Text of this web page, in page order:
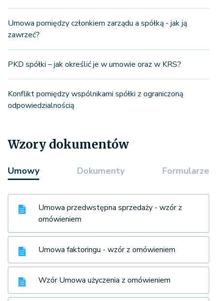
Umowa pomiędzy członkiem zarządu a spółką - jak ją
zawrzeć?
PKD spółki – jak określić je w umowie oraz w KRS?
Konflikt pomiędzy wspólnikami spółki z ograniczoną
odpowiedzialnością
Wzory dokumentów
Umowy Dokumenty Formularze
Umowa przedwstępna sprzedaży - wzór z
omówieniem
Umowa faktoringu - wzór z omówieniem
Wzór Umowa użyczenia z omówieniem